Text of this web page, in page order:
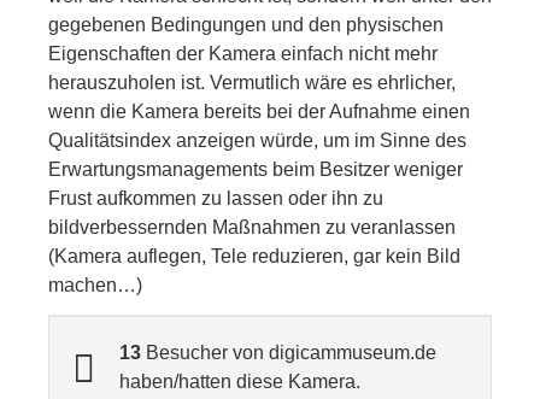
gegebenen Bedingungen und den physischen
Eigenschaften der Kamera einfach nicht mehr
herauszuholen ist. Vermutlich wäre es ehrlicher,
wenn die Kamera bereits bei der Aufnahme einen
Qualitätsindex anzeigen würde, um im Sinne des
Erwartungsmanagements beim Besitzer weniger
Frust aufkommen zu lassen oder ihn zu
bildverbessernden Maßnahmen zu veranlassen
(Kamera auflegen, Tele reduzieren, gar kein Bild
machen…)
13 Besucher von digicammuseum.de
haben/hatten diese Kamera.